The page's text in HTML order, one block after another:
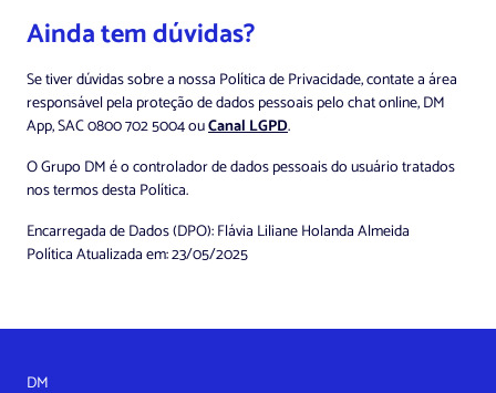
Ainda tem dúvidas?
Se tiver dúvidas sobre a nossa Política de Privacidade, contate a área
responsável pela proteção de dados pessoais pelo chat online, DM
App, SAC 0800 702 5004 ouCanal LGPD.
O Grupo DM é o controlador de dados pessoais do usuário tratados
nos termos desta Política.
Encarregada de Dados (DPO): Flávia Liliane Holanda Almeida
Política Atualizada em: 23/05/2025
DM